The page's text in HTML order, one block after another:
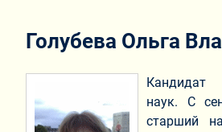
Голубева Ольга
Кандидат
наук. С
старший